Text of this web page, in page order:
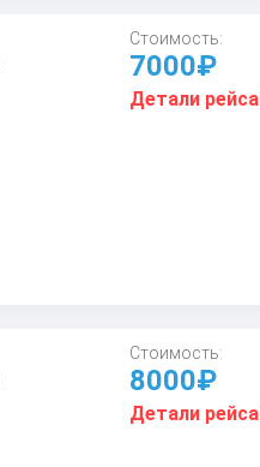
Стоимость:
7000₽
Детали рейса
Стоимость:
8000₽
Детали рейса